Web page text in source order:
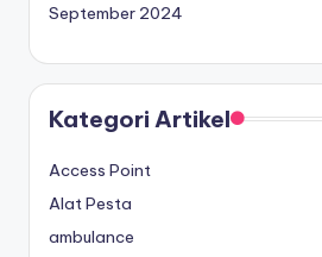
September 2024
Kategori Artikel
Access Point
Alat Pesta
ambulance